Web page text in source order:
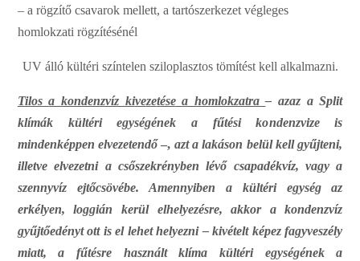
– a rögzítő csavarok mellett, a tartószerkezet végleges
homlokzati rögzítésénél
UV álló kültéri színtelen sziloplasztos tömítést kell alkalmazni.
Tilos a kondenzvíz kivezetése a homlokzatra– azaz aSplit
klímák kültéri egységének a fűtési kondenzvizeis
mindenképpenelvezetendő–, aztalakáson belülkellgyűjteni,
illetveelvezetni a csőszekrényben lévő csapadékvíz, vagy a
szennyvíz ejtőcsövébe. Amennyiben a kültéri egység
az
erkélyen, loggián kerül elhelyezésre, akkor a kondenzvíz
gyűjtőedényt ott isel lehethelyezni– kivételt képezfagyveszély
miatt, a fűtésre használt klíma kültéri egységének a